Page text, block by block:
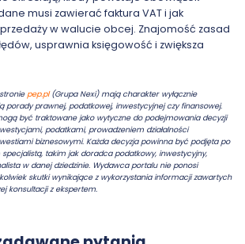
musi zawierać faktura VAT i jak
w walucie obcej. Znajomość zasad
usprawnia księgowość i zwiększa
pep.pl(Grupa Nexi) mają charakter wyłącznie
porady prawnej, podatkowej, inwestycyjnej czy finansowej.
być traktowane jako wytyczne do podejmowania decyzji
podatkami, prowadzeniem działalności
biznesowymi. Każda decyzja powinna być podjęta po
takim jak doradca podatkowy, inwestycyjny,
w danej dziedzinie. Wydawca portalu nie ponosi
skutki wynikające z wykorzystania informacji zawartych
konsultacji z ekspertem.